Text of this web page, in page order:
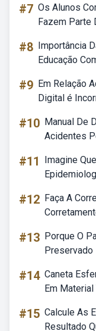
#7 Os Alunos
Fazem Parte
#8 Importância
Educação
#9 Em Relação
Digital é
#10 Manual De
Acidentes
#11
Imagine
#12 Faça A
#13 Porque O
Preservado
#14 Caneta
Em
#15 Calcule As
Resultado